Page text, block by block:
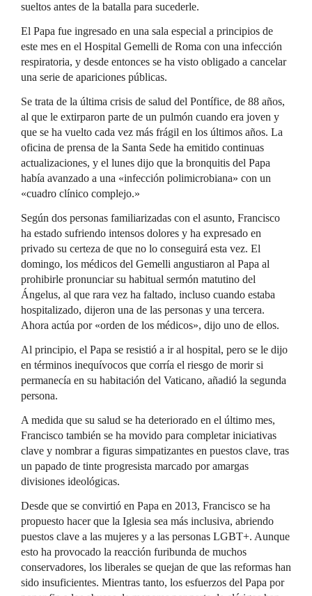
sueltos antes de la batalla para sucederle.
El Papa fue ingresado en una sala especial a principios de
este mes en el Hospital Gemelli de Roma con una infección
respiratoria, y desde entonces se ha visto obligado a cancelar
una serie de apariciones públicas.
Se trata de la última crisis de salud del Pontífice, de 88 años,
al que le extirparon parte de un pulmón cuando era joven y
que se ha vuelto cada vez más frágil en los últimos años. La
oficina de prensa de la Santa Sede ha emitido continuas
actualizaciones, y el lunes dijo que la bronquitis del Papa
había avanzado a una «infección polimicrobiana» con un
«cuadro clínico complejo.»
Según dos personas familiarizadas con el asunto, Francisco
ha estado sufriendo intensos dolores y ha expresado en
privado su certeza de que no lo conseguirá esta vez. El
domingo, los médicos del Gemelli angustiaron al Papa al
prohibirle pronunciar su habitual sermón matutino del
Ángelus, al que rara vez ha faltado, incluso cuando estaba
hospitalizado, dijeron una de las personas y una tercera.
Ahora actúa por «orden de los médicos», dijo uno de ellos.
Al principio, el Papa se resistió a ir al hospital, pero se le dijo
en términos inequívocos que corría el riesgo de morir si
permanecía en su habitación del Vaticano, añadió la segunda
persona.
A medida que su salud se ha deteriorado en el último mes,
Francisco también se ha movido para completar iniciativas
clave y nombrar a figuras simpatizantes en puestos clave, tras
un papado de tinte progresista marcado por amargas
divisiones ideológicas.
Desde que se convirtió en Papa en 2013, Francisco se ha
propuesto hacer que la Iglesia sea más inclusiva, abriendo
puestos clave a las mujeres y a las personas LGBT+. Aunque
esto ha provocado la reacción furibunda de muchos
conservadores, los liberales se quejan de que las reformas han
sido insuficientes. Mientras tanto, los esfuerzos del Papa por